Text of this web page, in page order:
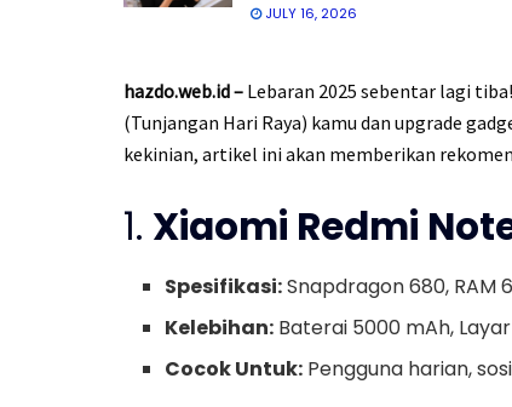
JULY 16, 2026
hazdo.web.id – Lebaran 2025 sebentar lagi
(Tunjangan Hari Raya) kamu dan upgrade
kekinian, artikel ini akan memberikan
1. Xiaomi Redmi
Spesifikasi:Snapdragon 680, RAM
Kelebihan: Baterai 5000 mAh, Layar
Cocok Untuk: Pengguna harian,